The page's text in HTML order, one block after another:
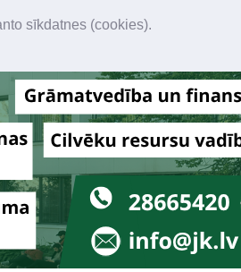
sīkdatnes (cookies).